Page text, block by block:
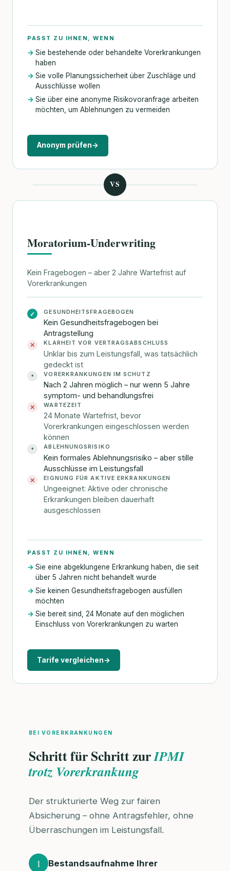
PASST ZU IHNEN, WENN
Sie bestehende oder behandelte Vorerkrankungen
haben
Sie volle Planungssicherheit über Zuschläge und
Ausschlüsse wollen
Sie über eine anonyme Risikovoranfrage arbeiten
möchten, um Ablehnungen zu vermeiden
Anonym prüfen→
VS
Moratorium-Underwriting
Kein Fragebogen – aber 2 Jahre Wartefrist auf
Vorerkrankungen
✓ GESUNDHEITSFRAGEBOGEN
Kein Gesundheitsfragebogen bei
Antragstellung
✕ KLARHEIT VOR VERTRAGSABSCHLUSS
Unklar bis zum Leistungsfall, was tatsächlich
gedeckt ist
• VORERKRANKUNGEN IM SCHUTZ
Nach 2 Jahren möglich – nur wenn 5 Jahre
symptom- und behandlungsfrei
✕ WARTEZEIT
24 Monate Wartefrist, bevor
Vorerkrankungen eingeschlossen werden
können
• ABLEHNUNGSRISIKO
Kein formales Ablehnungsrisiko – aber stille
Ausschlüsse im Leistungsfall
✕ EIGNUNG FÜR AKTIVE ERKRANKUNGEN
Ungeeignet: Aktive oder chronische
Erkrankungen bleiben dauerhaft
ausgeschlossen
PASST ZU IHNEN, WENN
Sie eine abgeklungene Erkrankung haben, die seit
über 5 Jahren nicht behandelt wurde
Sie keinen Gesundheitsfragebogen ausfüllen
möchten
Sie bereit sind, 24 Monate auf den möglichen
Einschluss von Vorerkrankungen zu warten
Tarife vergleichen→
BEI VORERKRANKUNGEN
Schritt für Schritt zurIPMI
trotz Vorerkrankung
Der strukturierte Weg zur fairen
Absicherung – ohne Antragsfehler, ohne
Überraschungen im Leistungsfall.
1
Bestandsaufnahme Ihrer